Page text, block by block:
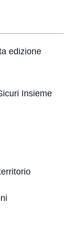
edizione
Insieme